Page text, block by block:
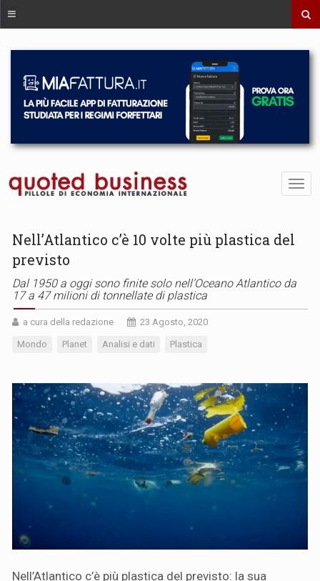
Nell’Atlantico c’è 10 volte più plastica del
previsto
Dal 1950 a oggi sono finite solo nell’Oceano Atlantico da
17 a 47 milioni di tonnellate di plastica
a cura della redazione 23 Agosto, 2020
Mondo Planet Analisi e dati Plastica
Nell’Atlantico c’è più plastica del previsto: la sua